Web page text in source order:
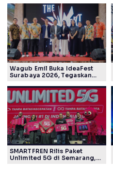
Wagub Emil Buka IdeaFest
Surabaya 2026, Tegaskan
Timur
SMARTFREN Rilis Paket
Unlimited 5G di Semarang,